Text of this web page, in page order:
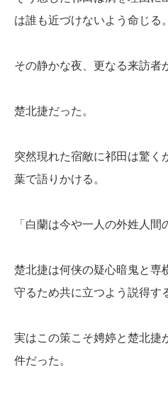
は誰も近づけないよう命じる。
その静かな夜、更なる来訪者
楚北捷だった。
突然現れた宿敵に祁田は驚く
葉で語りかける。
「白蘭は今や一人の外姓人間
楚北捷は何侠の疑心暗鬼と専
守るため共に立つよう説得す
実はこの策こそ娉婷と楚北捷
件だった。